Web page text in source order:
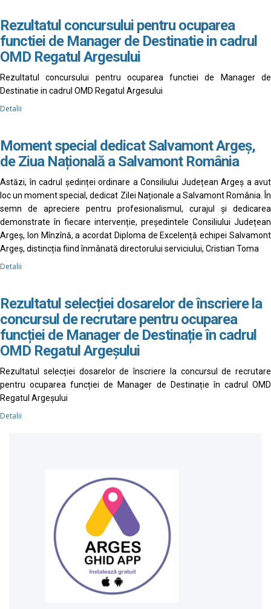
Rezultatul concursului pentru ocuparea
functiei de Manager de Destinatie in cadrul
OMD Regatul Argesului
Rezultatul concursului pentru ocuparea functiei de Manager de
Destinatie in cadrul OMD Regatul Argesului
Detalii
Moment special dedicat Salvamont Argeș,
de Ziua Națională a Salvamont România
Astăzi, în cadrul ședinței ordinare a Consiliului Județean Argeș a avut
loc un moment special, dedicat Zilei Naționale a Salvamont România. În
semn de apreciere pentru profesionalismul, curajul și dedicarea
demonstrate în fiecare intervenție, președintele Consiliului Județean
Argeș, Ion Mînzînă, a acordat Diploma de Excelență echipei Salvamont
Argeș, distincția fiind înmânată directorului serviciului, Cristian Toma
Detalii
Rezultatul selecției dosarelor de înscriere la
concursul de recrutare pentru ocuparea
funcției de Manager de Destinație în cadrul
OMD Regatul Argeșului
Rezultatul selecției dosarelor de înscriere la concursul de recrutare
pentru ocuparea funcției de Manager de Destinație în cadrul OMD
Regatul Argeșului
Detalii